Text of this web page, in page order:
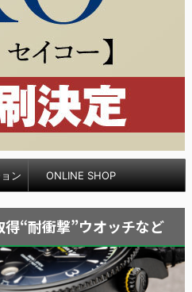
ン ONLINE SHOP
得“耐衝撃”ウオッチなど